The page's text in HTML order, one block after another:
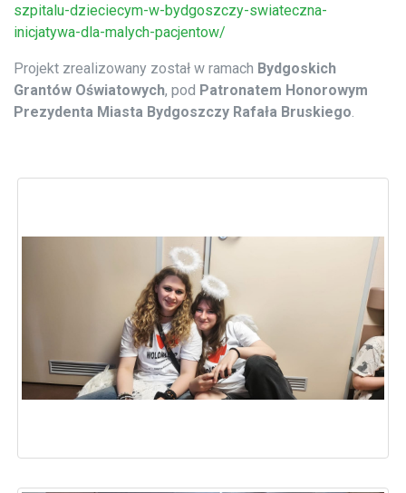
szpitalu-dzieciecym-w-bydgoszczy-swiateczna-
inicjatywa-dla-malych-pacjentow/
Projekt zrealizowany został w ramach Bydgoskich
Grantów Oświatowych, pod Patronatem Honorowym
Prezydenta Miasta Bydgoszczy Rafała Bruskiego.